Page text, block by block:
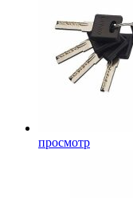
просмотр